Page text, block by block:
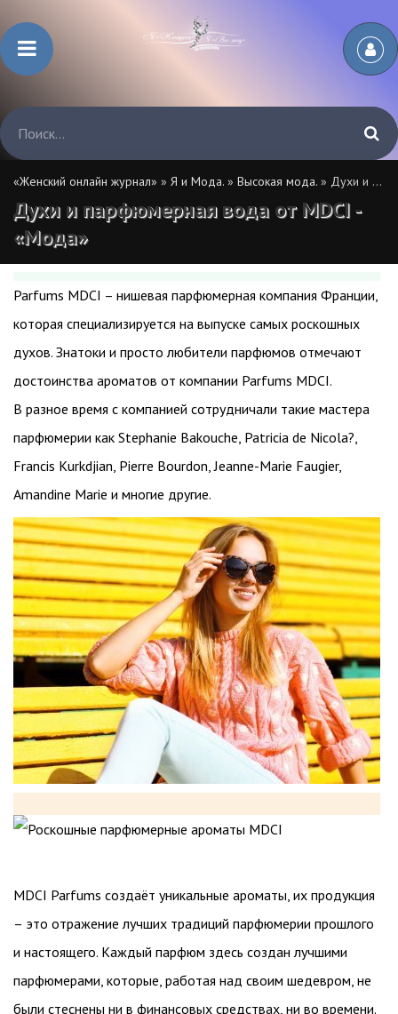
«Женский онлайн журнал» » Я и Мода. » Высокая мода. » Духи и парфюмерная вода от MDCI - «Мода»
Духи и парфюмерная вода от MDCI -
«Мода»
Parfums MDCI – нишевая парфюмерная компания Франции,
которая специализируется на выпуске самых роскошных
духов. Знатоки и просто любители парфюмов отмечают
достоинства ароматов от компании Parfums MDCI.
В разное время с компанией сотрудничали такие мастера
парфюмерии как Stephanie Bakouche, Patricia de Nicola?,
Francis Kurkdjian, Pierre Bourdon, Jeanne-Marie Faugier,
Amandine Marie и многие другие.
MDCI Parfums создаёт уникальные ароматы, их продукция
– это отражение лучших традиций парфюмерии прошлого
и настоящего. Каждый парфюм здесь создан лучшими
парфюмерами, которые, работая над своим шедевром, не
были стеснены ни в финансовых средствах, ни во времени.